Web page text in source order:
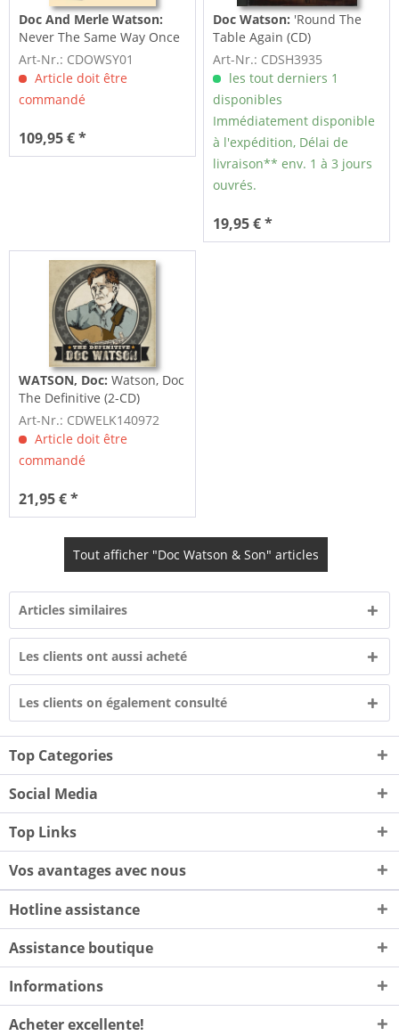
Doc And Merle Watson:
Never The Same Way Once
(7-CD)
Art-Nr.: CDOWSY01
Article doit être
commandé
109,95 € *
Doc Watson: 'Round The
Table Again (CD)
Art-Nr.: CDSH3935
les tout derniers 1
disponibles
Immédiatement disponible
à l'expédition, Délai de
livraison** env. 1 à 3 jours
ouvrés.
19,95 € *
WATSON, Doc:Watson, Doc
The Definitive (2-CD)
Art-Nr.: CDWELK140972
Article doit être
commandé
21,95 € *
Tout afficher "Doc Watson & Son" articles
Articles similaires
Les clients ont aussi acheté
Les clients on également consulté
Top Categories
Social Media
Top Links
Vos avantages avec nous
Hotline assistance
Assistance boutique
Informations
Acheter excellente!